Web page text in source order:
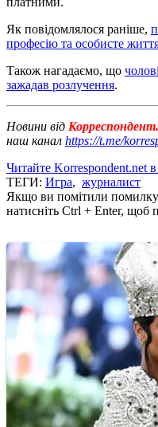
Як повідомлялося раніше,
професію та особисте
Також нагадаємо, що
зажадав розлучення.
Новини від
наш канал https://t.me/
Читайте Korrespondent.net
ТЕГИ: Игра, журналист
Якщо ви помітили помилку,
натисніть Ctrl + Enter, щоб